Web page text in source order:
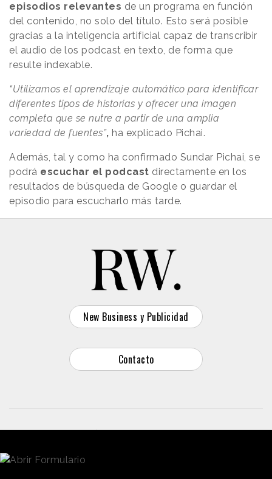
episodios relevantes de un programa en función
del contenido, no solo del título. Esto será posible
gracias a la inteligencia artificial capaz de transcribir
el audio de los podcast en texto, de forma que
resulte indexable.
“Utilizamos el aprendizaje automático para identificar
diferentes tipos de historias y ofrecer una imagen
completa que se nutre a partir de una amplia
variedad de fuentes”, ha explicado Pichai.
Además, tal y como ha confirmado Sundar Pichai, se
podrá escuchar el podcast directamente en los
resultados de búsqueda de Google o guardar el
episodio para escucharlo más tarde.
New Business y Publicidad
Contacto
© 2026 Reason Why
Dirección: Calle Antonio Pirala 29. Madrid, 28017